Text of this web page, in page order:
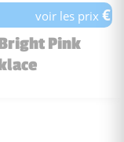
voir les prix€
Pink